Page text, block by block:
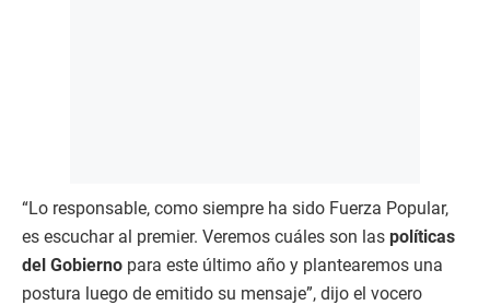
“Lo responsable, como siempre ha sido Fuerza Popular,
es escuchar al premier. Veremos cuáles son las políticas
del Gobierno para este último año y plantearemos una
postura luego de emitido su mensaje”, dijo el vocero